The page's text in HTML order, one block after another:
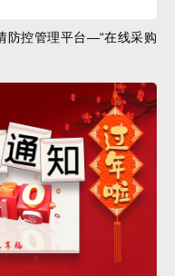
防控管理平台—“在线采购